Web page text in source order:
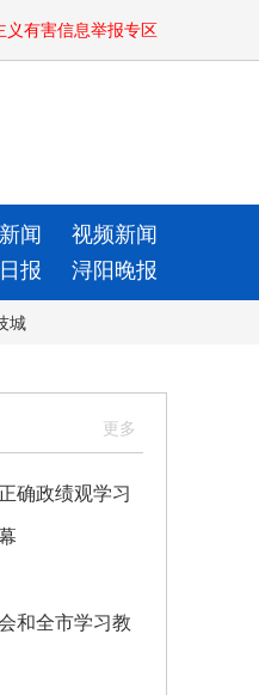
义有害信息举报专区
闻
视频新闻
报 浔阳晚报
城
确政绩观学习
和全市学习教